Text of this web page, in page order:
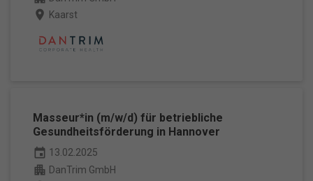
place Kaarst
Masseur*in (m/w/d) für betriebliche
Gesundheitsförderung in Hannover
event 13.02.2025
apartment DanTrim GmbH